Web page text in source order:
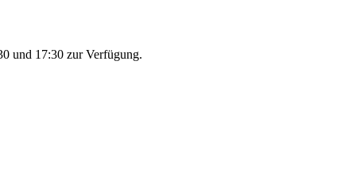
und 17:30 zur Verfügung.